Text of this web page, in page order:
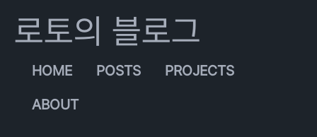
로토의 블로그
HOME POSTS
PROJECTS
ABOUT